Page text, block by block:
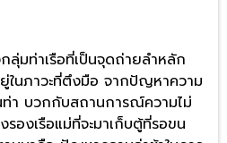
มท่าเรือที่เป็นจุดถ่ายลำหลัก
ในภาวะที่ตึงมือ จากปัญหาความ
า บวกกับสถานการณ์ความไม่
องเรือแม่ที่จะมาเก็บตู้ที่รอขน